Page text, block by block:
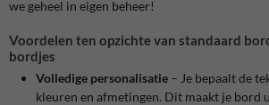
we geheel in eigen beheer!
Voordelen ten opzichte van standaard
bordjes
Volledige personalisatie – Je bepaalt de
kleuren en afmetingen. Dit maakt je bord